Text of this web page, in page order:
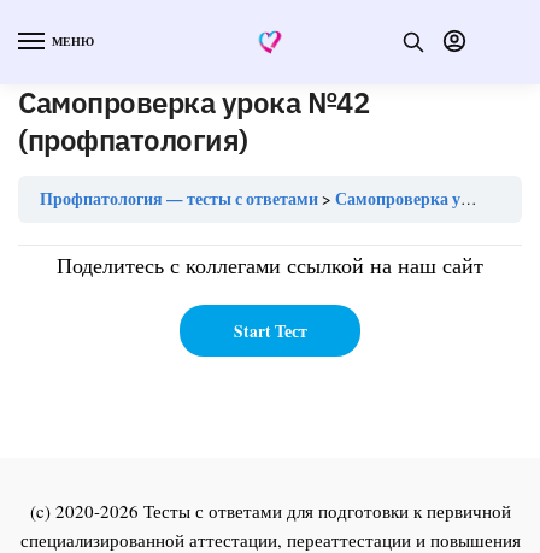
МЕНЮ
Самопроверка урока №42
(профпатология)
Профпатология — тесты с ответами Самопроверка урока №42 (профпатология)
Поделитесь с коллегами ссылкой на наш сайт
(c) 2020-2026 Тесты с ответами для подготовки к первичной
специализированной аттестации, переаттестации и повышения